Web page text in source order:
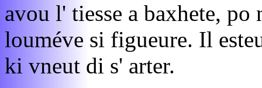
avou l' tiesse a baxhete,
louméve si figueure. Il
ki vneut di s' arter.